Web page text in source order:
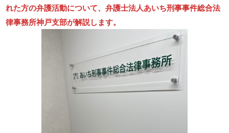
れた方の弁護活動について、弁護士法人あいち刑事事件総合法
律事務所神戸支部が解説します。